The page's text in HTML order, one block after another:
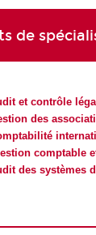
de
et contrôle
des
comptable
des systèmes